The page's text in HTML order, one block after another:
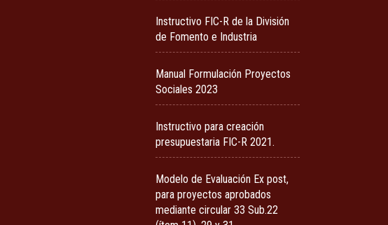
Instructivo FIC-R de la División
de Fomento e Industria
Manual Formulación Proyectos
Sociales 2023
Instructivo para creación
presupuestaria FIC-R 2021.
Modelo de Evaluación Ex post,
para proyectos aprobados
mediante circular 33 Sub.22